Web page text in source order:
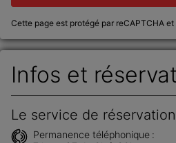
Cette page est protégé par reCAPTCHA et
Infos et
Le service de réservation
Permanence téléphonique :